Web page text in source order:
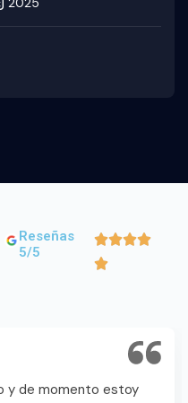
Reseñas
5/5
y de momento estoy